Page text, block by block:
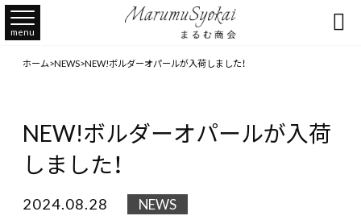
menu 
ホーム>NEWS>NEW!ボルダーオパールが入荷しました！
NEW!ボルダーオパールが入荷
しました！
2024.08.28 NEWS